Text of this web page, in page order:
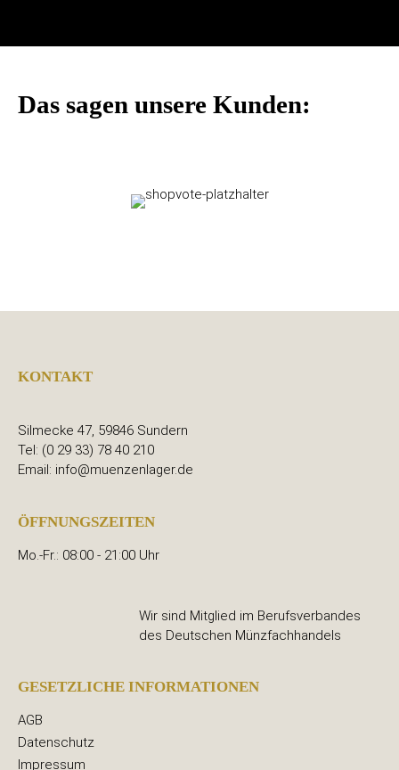
Das sagen unsere Kunden:
KONTAKT
Silmecke 47, 59846 Sundern
Tel: (0 29 33) 78 40 210
Email: info@muenzenlager.de
ÖFFNUNGSZEITEN
Mo.-Fr.: 08:00 - 21:00 Uhr
Wir sind Mitglied im Berufsverbandes
des Deutschen Münzfachhandels
GESETZLICHE INFORMATIONEN
AGB
Datenschutz
Impressum